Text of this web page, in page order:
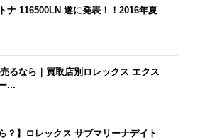
ナ 116500LN 遂に発表！！2016年夏
るなら｜買取店別ロレックス エクス
...
？】ロレックス サブマリーナデイト